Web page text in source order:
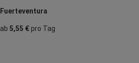
Fuerteventura
ab 5,55 €pro Tag